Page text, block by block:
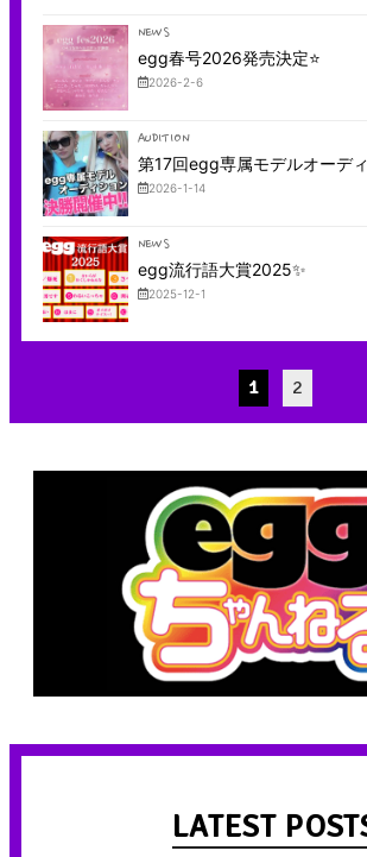
NEWS
egg春号2026発売決定⭐️
2026-2-6
AUDITION
第17回egg専属モデルオーデ
2026-1-14
NEWS
egg流行語大賞2025✨
2025-12-1
1 2
LATEST